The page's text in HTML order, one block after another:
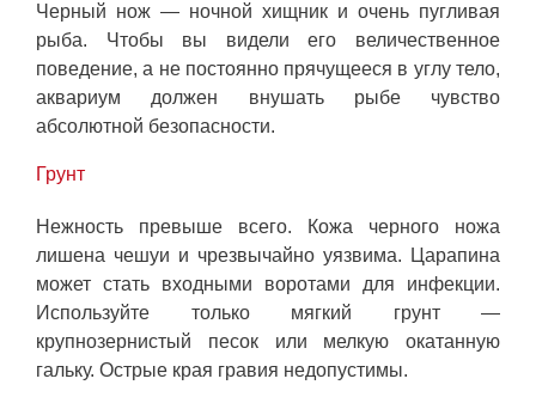
Черный нож — ночной хищник и очень пугливая
рыба. Чтобы вы видели его величественное
поведение, а не постоянно прячущееся в углу тело,
аквариум должен внушать рыбе чувство
абсолютной безопасности.
Грунт
Нежность превыше всего. Кожа черного ножа
лишена чешуи и чрезвычайно уязвима. Царапина
может стать входными воротами для инфекции.
Используйте только мягкий грунт —
крупнозернистый песок или мелкую окатанную
гальку. Острые края гравия недопустимы.